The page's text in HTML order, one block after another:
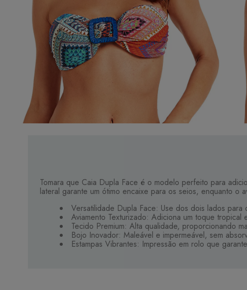
Tomara que Caia Dupla Face é o modelo perfeito para
lateral garante um ótimo encaixe para os seios, enquanto o
Versatilidade Dupla Face: Use dos dois lados para
Aviamento Texturizado: Adiciona um toque tropical
Tecido Premium: Alta qualidade, proporcionando
Bojo Inovador: Maleável e impermeável, sem
Estampas Vibrantes: Impressão em rolo que